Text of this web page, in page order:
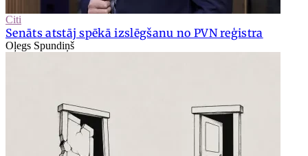
Citi
Senāts atstāj spēkā izslēgšanu no PVN reģistra
Oļegs Spundiņš